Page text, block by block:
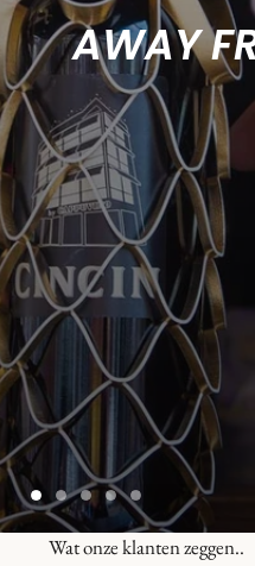
AWAY
Wat onze klanten zeggen..